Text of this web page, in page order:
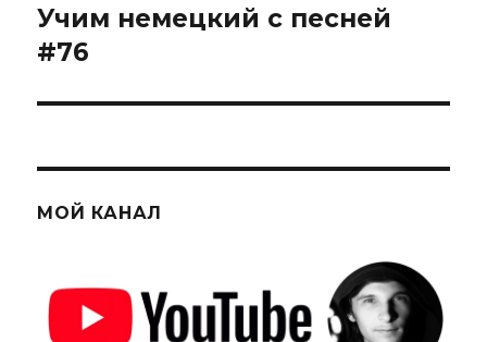
Учим немецкий с песней
#76
МОЙ КАНАЛ